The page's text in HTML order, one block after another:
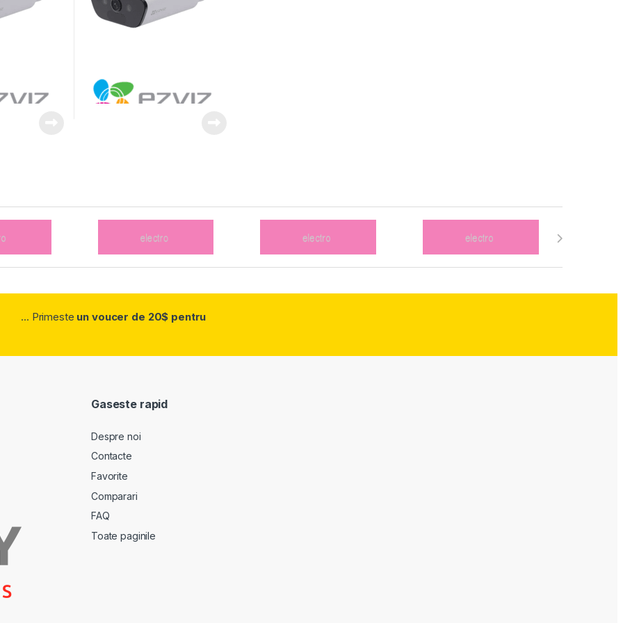
... Primeste un voucer de 20$ pentru
Gaseste rapid
Despre noi
Contacte
Favorite
Comparari
FAQ
Toate paginile